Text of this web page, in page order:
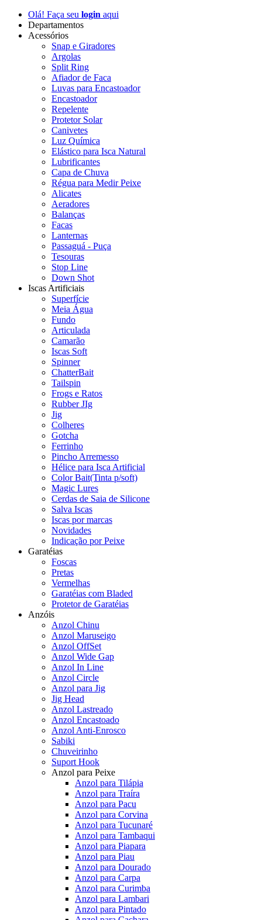
Olá! Faça seu login aqui
Departamentos
Acessórios
Snap e Giradores
Argolas
Split Ring
Afiador de Faca
Luvas para Encastoador
Encastoador
Repelente
Protetor Solar
Canivetes
Luz Química
Elástico para Isca Natural
Lubrificantes
Capa de Chuva
Régua para Medir Peixe
Alicates
Aeradores
Balanças
Facas
Lanternas
Passaguá - Puça
Tesouras
Stop Line
Down Shot
Iscas Artificiais
Superfície
Meia Água
Fundo
Articulada
Camarão
Iscas Soft
Spinner
ChatterBait
Tailspin
Frogs e Ratos
Rubber JIg
Jig
Colheres
Gotcha
Ferrinho
Pincho Arremesso
Hélice para Isca Artificial
Color Bait(Tinta p/soft)
Magic Lures
Cerdas de Saia de Silicone
Salva Iscas
Iscas por marcas
Novidades
Indicação por Peixe
Garatéias
Foscas
Pretas
Vermelhas
Garatéias com Bladed
Protetor de Garatéias
Anzóis
Anzol Chinu
Anzol Maruseigo
Anzol OffSet
Anzol Wide Gap
Anzol In Line
Anzol Circle
Anzol para Jig
Jig Head
Anzol Lastreado
Anzol Encastoado
Anzol Anti-Enrosco
Sabiki
Chuveirinho
Suport Hook
Anzol para Peixe
Anzol para Tilápia
Anzol para Traíra
Anzol para Pacu
Anzol para Corvina
Anzol para Tucunaré
Anzol para Tambaqui
Anzol para Piapara
Anzol para Piau
Anzol para Dourado
Anzol para Carpa
Anzol para Curimba
Anzol para Lambari
Anzol para Pintado